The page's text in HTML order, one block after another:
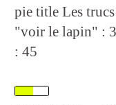
pie title Les
"voir le lapin" :
: 45